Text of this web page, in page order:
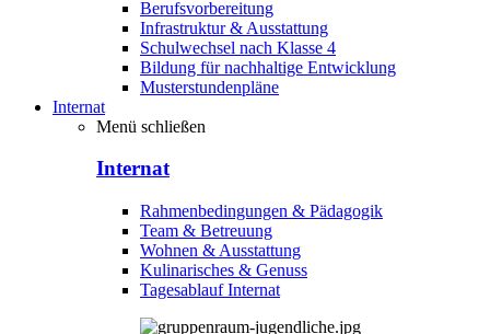
Berufsvorbereitung
Infrastruktur & Ausstattung
Schulwechsel nach Klasse 4
Bildung für nachhaltige Entwicklung
Musterstundenpläne
Internat
Menü schließen
Internat
Rahmenbedingungen & Pädagogik
Team & Betreuung
Wohnen & Ausstattung
Kulinarisches & Genuss
Tagesablauf Internat